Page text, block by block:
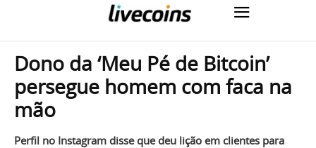
Dono da ‘Meu Pé de Bitcoin’
persegue homem com faca na
mão
Perfil no Instagram disse que deu lição em clientes para